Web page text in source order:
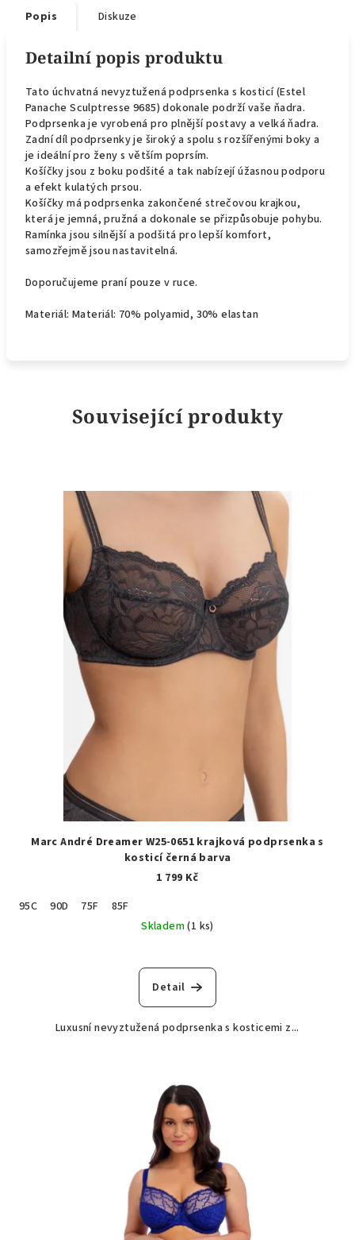
Popis Diskuze
Detailní popis produktu
Tato úchvatná nevyztužená podprsenka s kosticí (Estel
Panache Sculptresse 9685) dokonale podrží vaše ňadra.
Podprsenka je vyrobená pro plnější postavy a velká ňadra.
Zadní díl podprsenky je široký a spolu s rozšířenými boky a
je ideální pro ženy s větším poprsím.
Košíčky jsou z boku podšité a tak nabízejí úžasnou podporu
a efekt kulatých prsou.
Košíčky má podprsenka zakončené strečovou krajkou,
která je jemná, pružná a dokonale se přizpůsobuje pohybu.
Ramínka jsou silnější a podšitá pro lepší komfort,
samozřejmě jsou nastavitelná.
Doporučujeme praní pouze v ruce.
Materiál:Materiál: 70% polyamid, 30% elastan
Související produkty
Marc André Dreamer W25-0651 krajková podprsenka s
kosticí černá barva
1 799 Kč
95C
90D 75F
85F
Skladem(1 ks)
Detail
Luxusní nevyztužená podprsenka s kosticemi z...